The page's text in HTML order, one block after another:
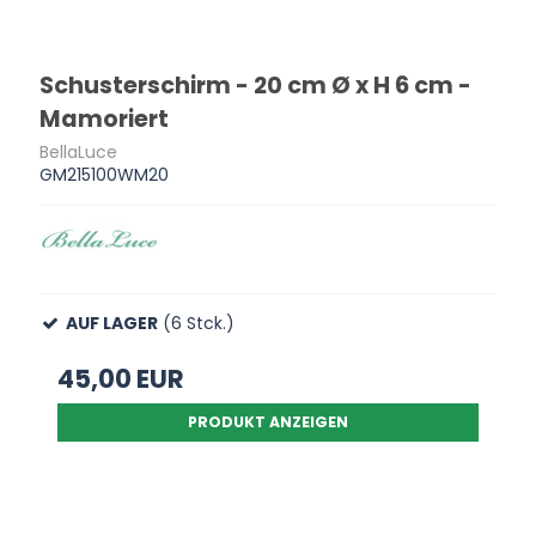
Schusterschirm - 20 cm Ø x H 6 cm -
Mamoriert
BellaLuce
GM215100WM20
AUF LAGER (6 Stck.)
45,00 EUR
PRODUKT ANZEIGEN